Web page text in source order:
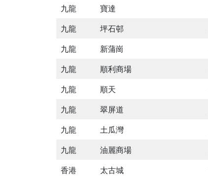
九龍
寶達
九龍
坪石邨
九龍
新蒲崗
九龍
順利商場
九龍
順天
九龍
翠屏道
九龍
土瓜灣
九龍
油麗商場
香港
太古城